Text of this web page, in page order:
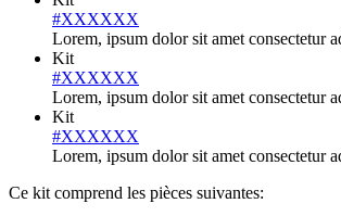
#XXXXXX
Lorem, ipsum dolor sit amet consectetur
Kit
#XXXXXX
Lorem, ipsum dolor sit amet consectetur
Kit
#XXXXXX
Lorem, ipsum dolor sit amet consectetur
Ce kit comprend les pièces suivantes: